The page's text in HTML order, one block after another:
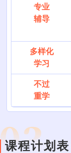
专业
辅导
多样化
学习
不过
重学
课程计划表